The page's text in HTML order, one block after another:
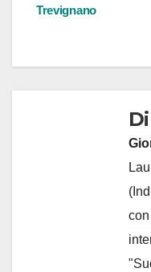
Trevignano
Di